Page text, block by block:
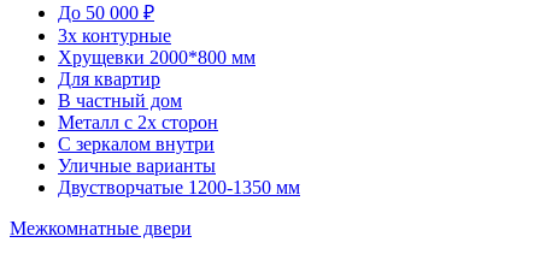
До 50 000 ₽
3х контурные
Хрущевки 2000*800 мм
Для квартир
В частный дом
Металл с 2х сторон
С зеркалом внутри
Уличные варианты
Двустворчатые 1200-1350 мм
Межкомнатные двери